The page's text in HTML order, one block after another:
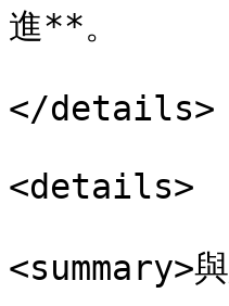
進**。
</details>
<details>
<summary>